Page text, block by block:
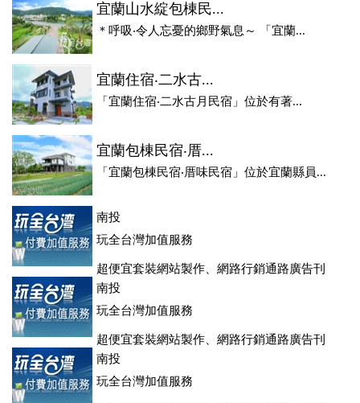
宜蘭山水綻包棟民...
＊呼吸‧令人忘憂的鄉野氣息～ 「宜蘭...
宜蘭住宿‧二水古...
「宜蘭住宿‧二水古月民宿」位於有著...
宜蘭包棟民宿‧厝...
「宜蘭包棟民宿‧厝味民宿」位於宜蘭縣員...
南投
玩全台灣加值服務
超便宜套裝網站製作、網路行銷通路廣告刊
登、訂房系統、客房委託旅行社銷售，全面優惠中....
南投
玩全台灣加值服務
超便宜套裝網站製作、網路行銷通路廣告刊
登、訂房系統、客房委託旅行社銷售，全面優惠中....
南投
玩全台灣加值服務